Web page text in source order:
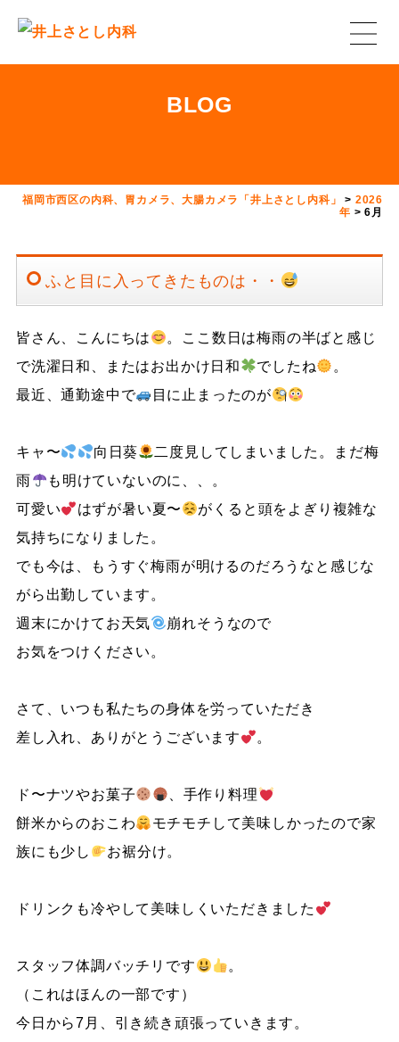
BLOG
福岡市西区の内科、胃カメラ、大腸カメラ「井上さとし内科」 > 2026
年 >6月
ふと目に入ってきたものは・・
皆さん、こんにちは
。ここ数日は梅雨の半ばと感じ
で洗濯日和、またはお出かけ日和
でしたね
。
最近、通勤途中で
目に止まったのが
キャ〜 向日葵
二度見してしまいました。まだ梅
雨
も明けていないのに、、。
可愛い
はずが暑い夏〜
がくると頭をよぎり複雑な
気持ちになりました。
でも今は、もうすぐ梅雨が明けるのだろうなと感じな
がら出勤しています。
週末にかけてお天気
崩れそうなので
お気をつけください。
さて、いつも私たちの身体を労っていただき
差し入れ、ありがとうございます
。
ド〜ナツやお菓子
、手作り料理
餅米からのおこわ
モチモチして美味しかったので家
族にも少し
お裾分け。
ドリンクも冷やして美味しくいただきました
スタッフ体調バッチリです
。
（これはほんの一部です）
今日から7月、引き続き頑張っていきます。